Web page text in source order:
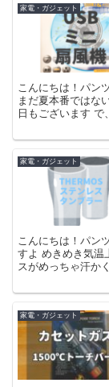
家電・ガジェット
こんにちは！パン
まだ夏本番ではな
日もございます
家電・ガジェット
こんにちは！パン
すよ めきめき気温
スがめっちゃ汗か
家電・ガジェット